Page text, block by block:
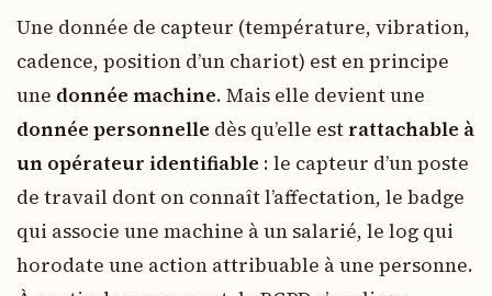
Une donnée de capteur (température, vibration,
cadence, position d’un chariot) est en principe
une donnée machine. Mais elle devient une
donnée personnelle dès qu’elle est rattachable à
un opérateur identifiable : le capteur d’un poste
de travail dont on connaît l’affectation, le badge
qui associe une machine à un salarié, le log qui
horodate une action attribuable à une personne.